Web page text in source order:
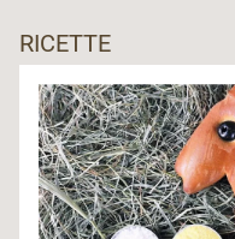
RICETTE